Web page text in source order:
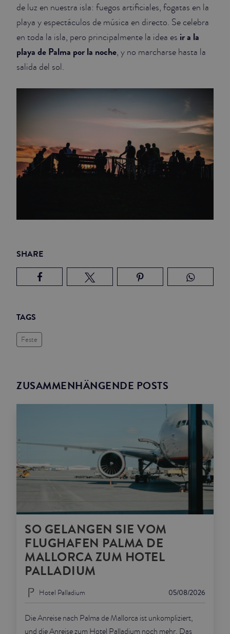
de luz en nuestra isla: fuegos artificiales, fogatas en la
playa y espectáculos de música en directo. Se celebra
en toda la isla, pero principalmente la idea es ir a la
playa de Palma por la noche, y no marcharse hasta la
salida del sol.
SHARE
TAGS
Feste
ZUSAMMENHÄNGENDE POSTS
SO GELANGEN SIE VOM
FLUGHAFEN PALMA DE
MALLORCA ZUM HOTEL
PALLADIUM
05/08/2026
Hotel Palladium
Die Anreise nach Palma de Mallorca ist unkompliziert,
und die Anreise zum Hotel Palladium noch mehr. Das